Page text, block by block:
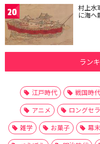
20 村上水
に海へ
ラン
江戸時代 戦国時代
アニメ
ロングセ
雑学
お菓子 幕末